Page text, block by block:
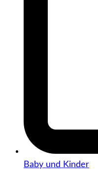
Baby und Kinder